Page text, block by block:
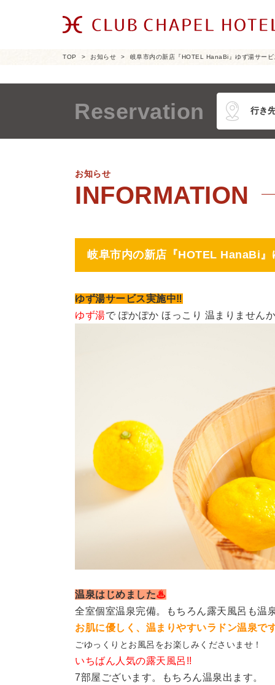
TOP お知らせ 岐阜市内の新店『HOTEL HanaBi』ゆず湯サービ
Reservation
お知らせ
岐阜市内の新店『HOTEL HanaBi』
ゆず湯サービス実施中‼
ゆず湯で ぽかぽか ほっこり 温まりません
温泉はじめました♨
全室個室温泉完備。もちろん露天風呂も温
お肌に優しく、温まりやすいラドン温泉で
ごゆっくりとお風呂をお楽しみくださいませ！
いちばん人気の露天風呂!!
7部屋ございます。もちろん温泉出ます。